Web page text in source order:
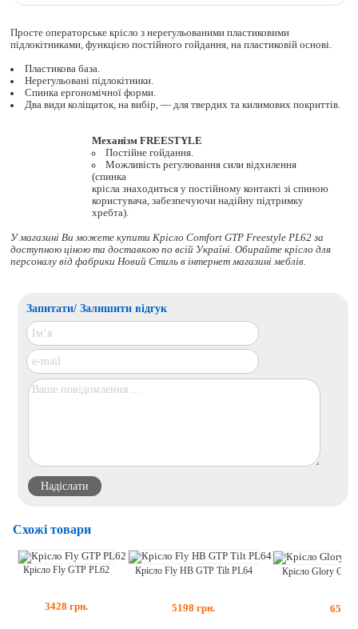
Просте операторське крісло з нерегульованими пластиковими
підлокітниками, функцією постійного гойдання, на пластиковій основі.
Пластикова база.
Нерегульовані підлокітники.
Спинка ергономічної форми.
Два види коліщаток, на вибір, — для твердих та килимових покриттів.
Механізм FREESTYLE
Постійне гойдання.
Можливість регулювання сили відхилення
(спинка
крісла знаходиться у постійному контакті зі спиною
користувача, забезпечуючи надійну підтримку
хребта).
У магазині Ви можете купити Крісло Comfort GTP Freestyle PL62 за
доступною ціною та доставкою по всій Україні. Обирайте крісло для
персоналувід фабрики Новий Стиль в інтернет магазині меблів.
Запитати/ Залишити відгук
Схожі товари
Крісло Fly GTP PL62
3428 грн.
Крісло Fly HB GTP Tilt PL64
5198 грн.
Крісло Glory
6518